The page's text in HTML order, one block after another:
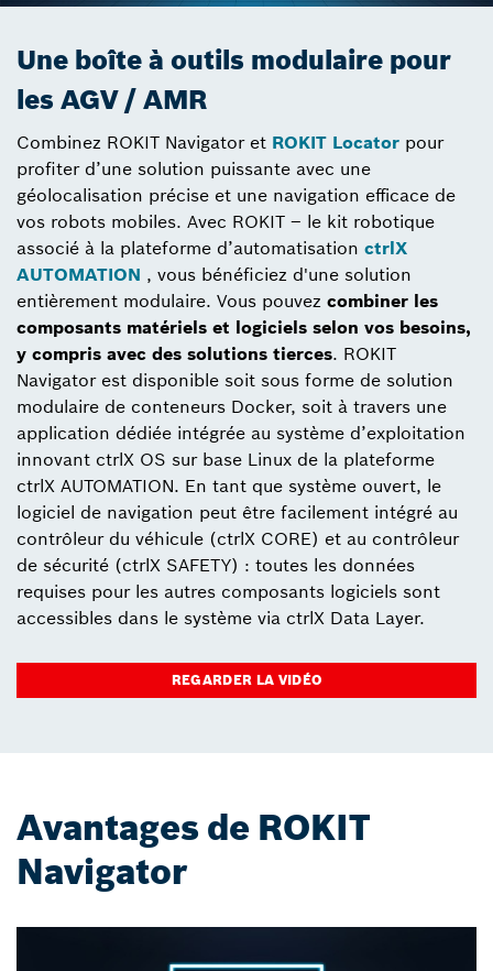
Une boîte à outils modulaire pour
les AGV / AMR
Combinez ROKIT Navigator et ROKIT Locator pour
profiter d’une solution puissante avec une
géolocalisation précise et une navigation efficace de
vos robots mobiles. Avec ROKIT – le kit robotique
associé à la plateforme d’automatisation ctrlX
AUTOMATION , vous bénéficiez d'une solution
entièrement modulaire. Vous pouvez combiner les
composants matériels et logiciels selon vos besoins,
y compris avec des solutions tierces. ROKIT
Navigator est disponible soit sous forme de solution
modulaire de conteneurs Docker, soit à travers une
application dédiée intégrée au système d’exploitation
innovant ctrlX OS sur base Linux de la plateforme
ctrlX AUTOMATION. En tant que système ouvert, le
logiciel de navigation peut être facilement intégré au
contrôleur du véhicule (ctrlX CORE) et au contrôleur
de sécurité (ctrlX SAFETY) : toutes les données
requises pour les autres composants logiciels sont
accessibles dans le système via ctrlX Data Layer.
REGARDER LA VIDÉO
Avantages de ROKIT
Navigator